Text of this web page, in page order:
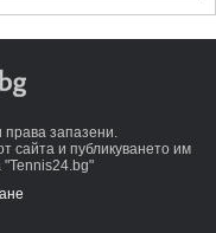
запазени.
сайта и публикуването им